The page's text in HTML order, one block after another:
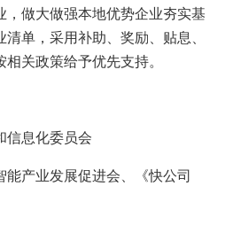
，做大做强本地优势企业夯实基
单，采用补助、奖励、贴息、
关政策给予优先支持。
信息化委员会
产业发展促进会、《快公司